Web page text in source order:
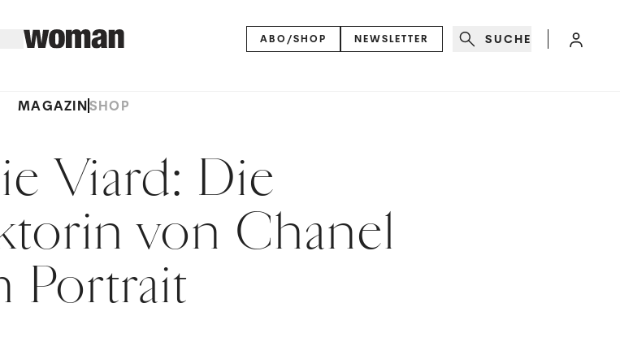
ABO/SHOP NEWSLETTER SUCHE
MAGAZINSHOP
Viard: Die
von Chanel
Portrait